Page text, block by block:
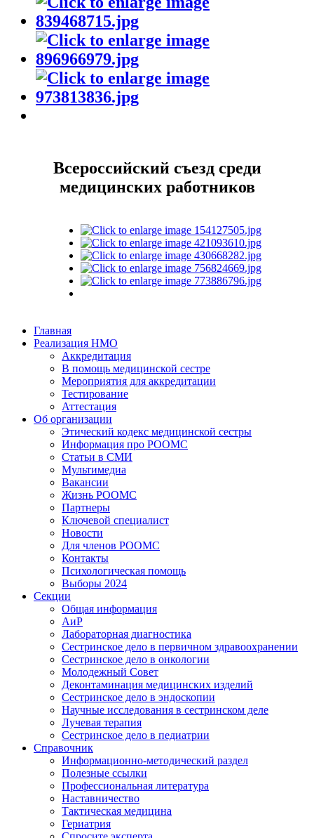
Всероссийский съезд среди
медицинских работников
Главная
Реализация НМО
Аккредитация
В помощь медицинской сестре
Мероприятия для аккредитации
Тестирование
Аттестация
Об организации
Этический кодекс медицинской сестры
Информация про РООМС
Статьи в СМИ
Мультимедиа
Вакансии
Жизнь РООМС
Партнеры
Ключевой специалист
Новости
Для членов РООМС
Контакты
Психологическая помощь
Выборы 2024
Секции
Общая информация
АиР
Лабораторная диагностика
Сестринское дело в первичном здравоохранении
Сестринское дело в онкологии
Молодежный Совет
Деконтаминация медицинских изделий
Сестринское дело в эндоскопии
Научные исследования в сестринском деле
Лучевая терапия
Сестринское дело в педиатрии
Справочник
Информационно-методический раздел
Полезные ссылки
Профессиональная литература
Наставничество
Тактическая медицина
Гериатрия